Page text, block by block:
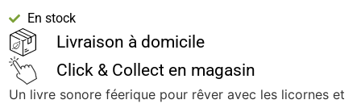
En stock
Livraison à domicile
Click & Collect en magasin
Un livre sonore féerique pour rêver avec les licornes et